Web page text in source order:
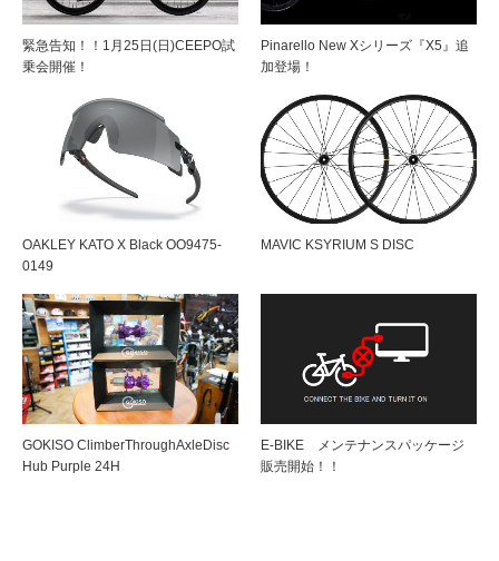
緊急告知！！1月25日(日)CEEPO試
乗会開催！
Pinarello New Xシリーズ『X5』追
加登場！
OAKLEY KATO X Black OO9475-
0149
MAVIC KSYRIUM S DISC
GOKISO ClimberThroughAxleDisc
Hub Purple 24H
E-BIKE メンテナンスパッケージ
販売開始！！